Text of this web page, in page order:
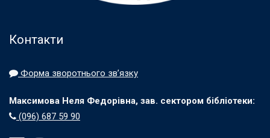
Контакти
Форма зворотнього зв’язку
Максимова Неля Федорівна, зав. сектором бібліотеки:
(096) 687 59 90